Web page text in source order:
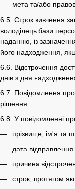
мета та/або
6.5. Строк вивчення
володілець бази
наданню, із
його надходження,
6.6. Відстрочення
днів з дня
6.7. Повідомлення про
рішення.
6.8. У повідомленні
прізвище, ім'я та
дата
причина
строк, протягом